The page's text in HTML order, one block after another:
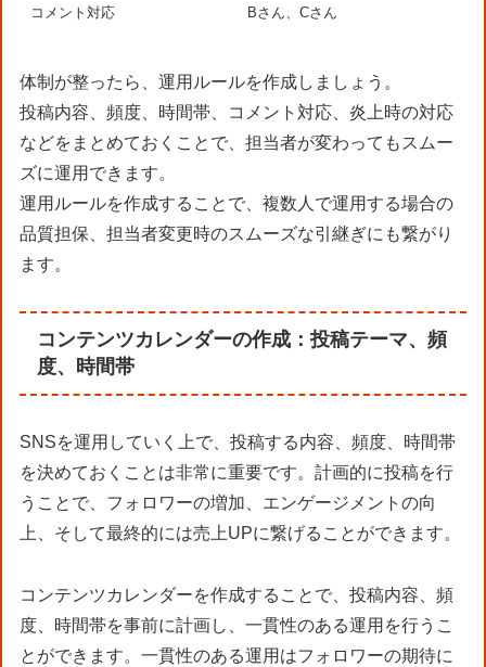
コメント対応 Bさん、Cさん
体制が整ったら、運用ルールを作成しましょう。
投稿内容、頻度、時間帯、コメント対応、炎上時の対応
などをまとめておくことで、担当者が変わってもスムー
ズに運用できます。
運用ルールを作成することで、複数人で運用する場合の
品質担保、担当者変更時のスムーズな引継ぎにも繋がり
ます。
コンテンツカレンダーの作成：投稿テーマ、頻
度、時間帯
SNSを運用していく上で、投稿する内容、頻度、時間帯
を決めておくことは非常に重要です。計画的に投稿を行
うことで、フォロワーの増加、エンゲージメントの向
上、そして最終的には売上UPに繋げることができます。
コンテンツカレンダーを作成することで、投稿内容、頻
度、時間帯を事前に計画し、一貫性のある運用を行うこ
とができます。一貫性のある運用はフォロワーの期待に